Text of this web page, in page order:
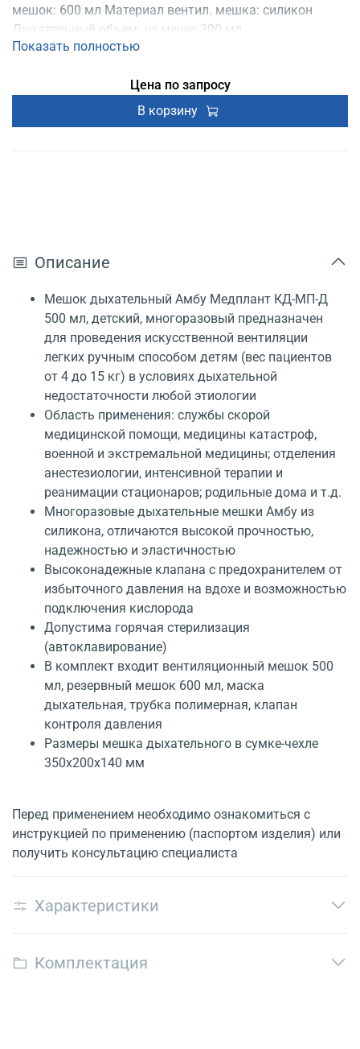
мешок: 600 мл Материал вентил. мешка: силикон
Дыхательный объем: не менее 300 мл
Регистрационное удостоверение
Показать полностью
Цена по запросу
В корзину
Описание
Мешок дыхательный Амбу Медплант КД-МП-Д
500 мл, детский, многоразовый предназначен
для проведения искусственной вентиляции
легких ручным способом детям (вес пациентов
от 4 до 15 кг) в условиях дыхательной
недостаточности любой этиологии
Область применения: службы скорой
медицинской помощи, медицины катастроф,
военной и экстремальной медицины; отделения
анестезиологии, интенсивной терапии и
реанимации стационаров; родильные дома и т.д.
Многоразовые дыхательные мешки Амбу из
силикона, отличаются высокой прочностью,
надежностью и эластичностью
Высоконадежные клапана с предохранителем от
избыточного давления на вдохе и возможностью
подключения кислорода
Допустима горячая стерилизация
(автоклавирование)
В комплект входит вентиляционный мешок 500
мл, резервный мешок 600 мл, маска
дыхательная, трубка полимерная, клапан
контроля давления
Размеры мешка дыхательного в сумке-чехле
350х200х140 мм
Перед применением необходимо ознакомиться с
инструкцией по применению (паспортом изделия) или
получить консультацию специалиста
Характеристики
Комплектация